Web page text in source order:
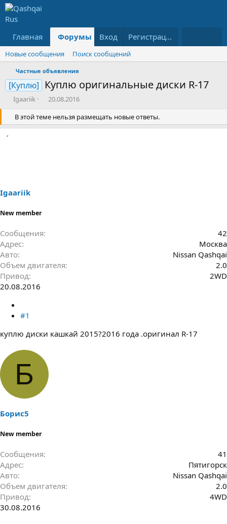
Главная Форумы Что нового?
Вход Регистрация
Новые сообщения Поиск сообщений
Частные объявления
[Куплю] Куплю оригинальные диски R-17
А
т
о
Igaariik
Д
т
а
20.08.2016
В этой теме нельзя размещать новые ответы.
Igaariik
New member
Сообщения
42
Адрес
Москва
Авто
Nissan Qashqai
Объем двигателя
2.0
Привод
2WD
20.08.2016
#1
куплю диски кашкай 2015?2016 года .оригинал R-17
Б
Борис5
New member
Сообщения
41
Адрес
Пятигорск
Авто
Nissan Qashqai
Объем двигателя
2.0
Привод
4WD
30.08.2016